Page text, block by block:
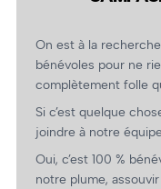
On est à la
bénévoles pour ne
complètement folle
Si c’est quelque
joindre à notre
Oui, c’est 100 %
notre plume,